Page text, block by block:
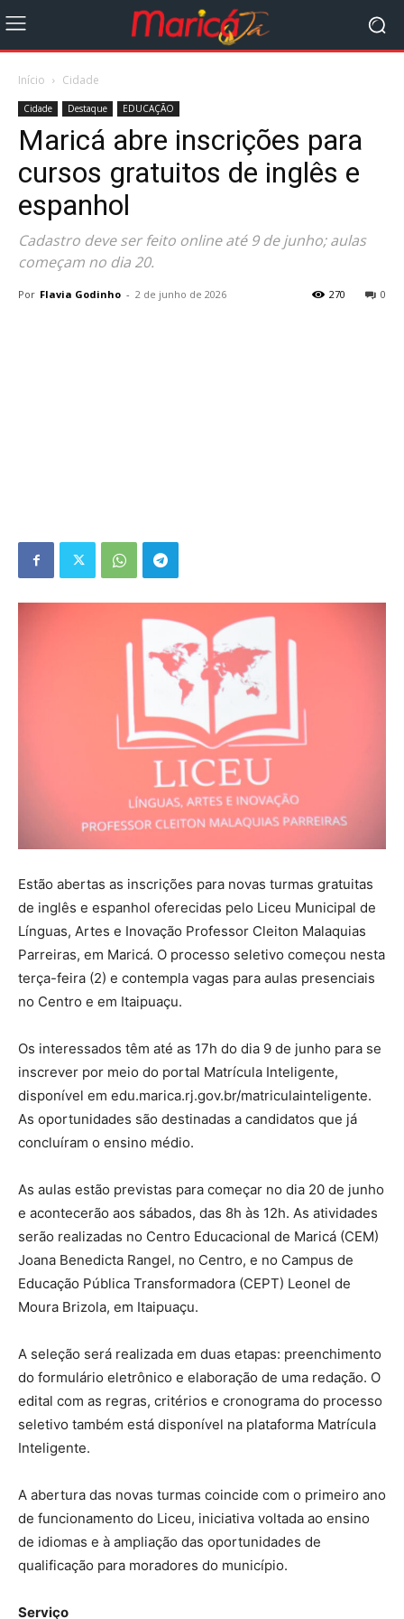
Início Cidade
Cidade Destaque EDUCAÇÃO
Maricá abre inscrições para
cursos gratuitos de inglês e
espanhol
Cadastro deve ser feito online até 9 de junho; aulas
começam no dia 20.
Por Flavia Godinho - 2 de junho de 2026 0
270
Estão abertas as inscrições para novas turmas gratuitas
de inglês e espanhol oferecidas pelo Liceu Municipal de
Línguas, Artes e Inovação Professor Cleiton Malaquias
Parreiras, em Maricá. O processo seletivo começou nesta
terça-feira (2) e contempla vagas para aulas presenciais
no Centro e em Itaipuaçu.
Os interessados têm até as 17h do dia 9 de junho para se
inscrever por meio do portal Matrícula Inteligente,
disponível em edu.marica.rj.gov.br/matriculainteligente.
As oportunidades são destinadas a candidatos que já
concluíram o ensino médio.
As aulas estão previstas para começar no dia 20 de junho
e acontecerão aos sábados, das 8h às 12h. As atividades
serão realizadas no Centro Educacional de Maricá (CEM)
Joana Benedicta Rangel, no Centro, e no Campus de
Educação Pública Transformadora (CEPT) Leonel de
Moura Brizola, em Itaipuaçu.
A seleção será realizada em duas etapas: preenchimento
do formulário eletrônico e elaboração de uma redação. O
edital com as regras, critérios e cronograma do processo
seletivo também está disponível na plataforma Matrícula
Inteligente.
A abertura das novas turmas coincide com o primeiro ano
de funcionamento do Liceu, iniciativa voltada ao ensino
de idiomas e à ampliação das oportunidades de
qualificação para moradores do município.
Serviço